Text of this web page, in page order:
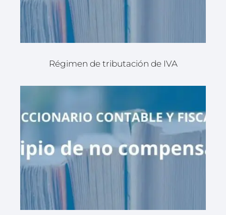
Régimen de tributación de IVA